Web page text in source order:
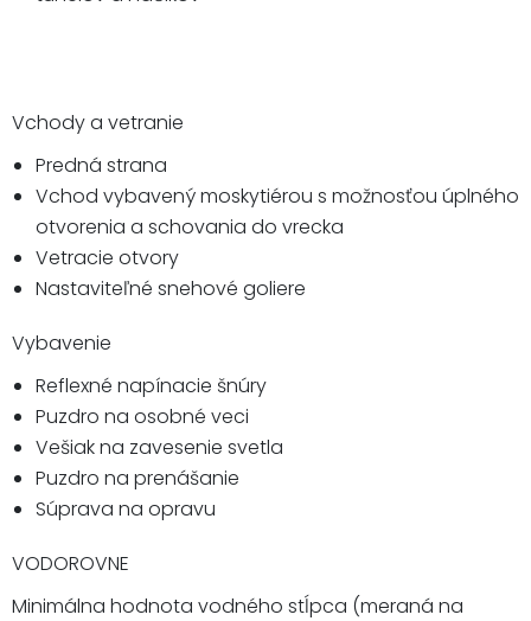
Vchody a vetranie
Predná strana
Vchod vybavený moskytiérou s možnosťou úplného
otvorenia a schovania do vrecka
Vetracie otvory
Nastaviteľné snehové goliere
Vybavenie
Reflexné napínacie šnúry
Puzdro na osobné veci
Vešiak na zavesenie svetla
Puzdro na prenášanie
Súprava na opravu
VODOROVNE
Minimálna hodnota vodného stĺpca (meraná na